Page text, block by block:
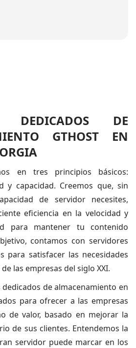
DEDICADOS DE
GTHOST EN
en tres principios básicos:
y capacidad. Creemos que, sin
de servidor necesites,
eficiencia en la velocidad y
para mantener tu contenido
contamos con servidores
para satisfacer las necesidades
las empresas del siglo XXI.
de almacenamiento en
para ofrecer a las empresas
de valor, basado en mejorar la
de sus clientes. Entendemos la
servidor puede marcar en los